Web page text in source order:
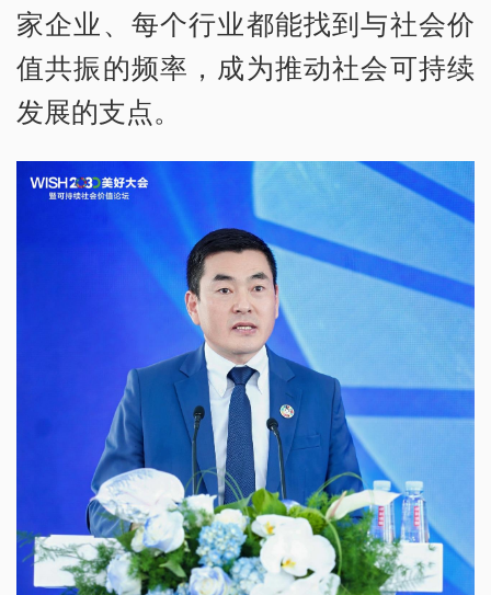
家企业、每个行业都能找到与社会价
值共振的频率，成为推动社会可持续
发展的支点。